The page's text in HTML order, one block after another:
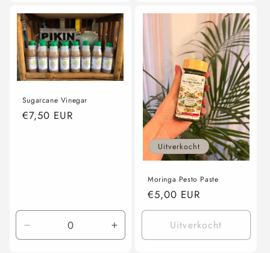
200
ml
Sugarcane Vinegar
Normale
€7,50 EUR
verlagen
Aantal
verhogen
Uitverkocht
Moringa Pesto Paste
Normale
prijs
€5,00 EUR
Uitverkocht